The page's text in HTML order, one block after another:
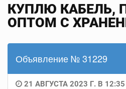
КУПЛЮ КАБЕЛЬ,
ОПТОМ С
Объявление № 31229
21 АВГУСТА 2023 Г. В 12:35